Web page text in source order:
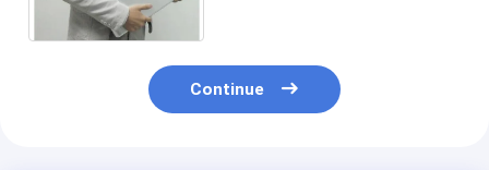
Continue